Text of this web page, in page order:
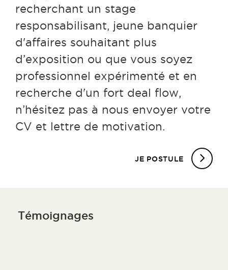
recherchant un stage
responsabilisant, jeune banquier
d'affaires souhaitant plus
d’exposition ou que vous soyez
professionnel expérimenté et en
recherche d'un fort deal flow,
n’hésitez pas à nous envoyer votre
CV et lettre de motivation.
JE POSTULE
Témoignages